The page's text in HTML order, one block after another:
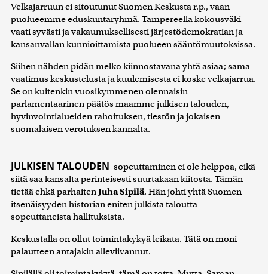
Velkajarruun ei sitoutunut Suomen Keskusta r.p., vaan
puolueemme eduskuntaryhmä. Tampereella kokousväki
vaati syvästi ja vakaumuksellisesti järjestödemokratian ja
kansanvallan kunnioittamista puolueen sääntömuutoksissa.
Siihen nähden pidän melko kiinnostavana yhtä asiaa; sama
vaatimus keskustelusta ja kuulemisesta ei koske velkajarrua.
Se on kuitenkin vuosikymmenen olennaisin
parlamentaarinen päätös maamme julkisen talouden,
hyvinvointialueiden rahoituksen, tiestön ja jokaisen
suomalaisen verotuksen kannalta.
JULKISEN TALOUDEN sopeuttaminen ei ole helppoa, eikä
siitä saa kansalta perinteisesti suurtakaan kiitosta. Tämän
tietää ehkä parhaitenJuha Sipilä. Hän johti yhtä Suomen
itsenäisyyden historian eniten julkista taloutta
sopeuttaneista hallituksista.
Keskustalla on ollut toimintakykyä leikata. Tätä on moni
palautteen antajakin alleviivannut.